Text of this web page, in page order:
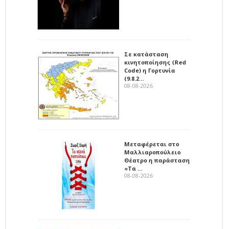
Σε κατάσταση
κινητοποίησης (Red
Code) η Γορτυνία
(9.8.2…
08-08-2026
Μεταφέρεται στο
Μαλλιαροπούλειο
Θέατρο η παράσταση
«Τα …
08-08-2026